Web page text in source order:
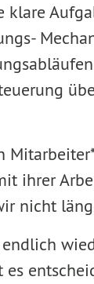
klare
ihrer
nicht